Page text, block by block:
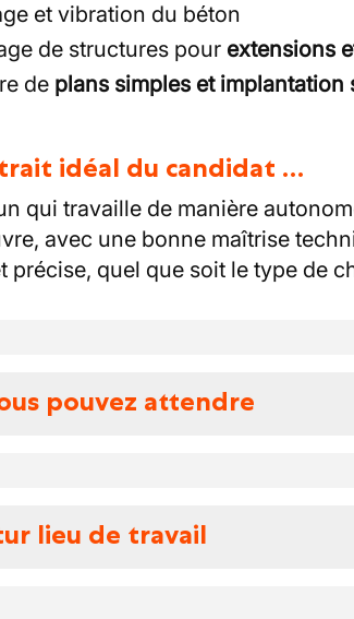
et vibration du béton
de structures pour extensions
de plans simples et implantation
idéal du candidat …
qui travaille de manière
avec une bonne maîtrise
précise, quel que soit le type de
pouvez attendre
expérience, votre salaire se
lieu de travail